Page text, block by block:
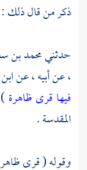
ذكر من قال ذلك :
حدثنيمحمد بن
، عن أبيه ، عن
فيها قرى ظاهرة
المقدسة .
وقوله ( قرى